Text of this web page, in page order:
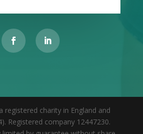
registered charity in England and
Registered company 12447230.